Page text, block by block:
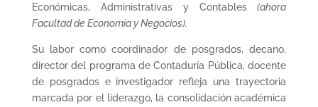
Económicas, Administrativas y Contables (ahora
Facultad de Economía y Negocios).
Su labor como coordinador de posgrados, decano,
director del programa de Contaduría Pública, docente
de posgrados e investigador refleja una trayectoria
marcada por el liderazgo, la consolidación académica